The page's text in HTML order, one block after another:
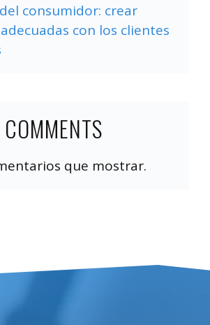
consumidor: crear
con los clientes
que mostrar.